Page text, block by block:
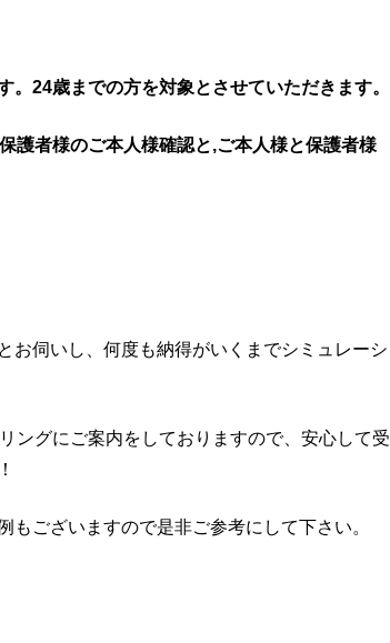
24歳までの方を対象とさせていただきます。
護者様のご本人様確認と,ご本人様と保護者様
お伺いし、何度も納得がいくまでシミュレーシ
ングにご案内をしておりますので、安心して受
ございますので是非ご参考にして下さい。